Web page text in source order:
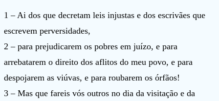
1 – Ai dos que decretam leis injustas e dos escrivães que
escrevem perversidades,
2 – para prejudicarem os pobres em juízo, e para
arrebatarem o direito dos aflitos do meu povo, e para
despojarem as viúvas, e para roubarem os órfãos!
3 – Mas que fareis vós outros no dia da visitação e da